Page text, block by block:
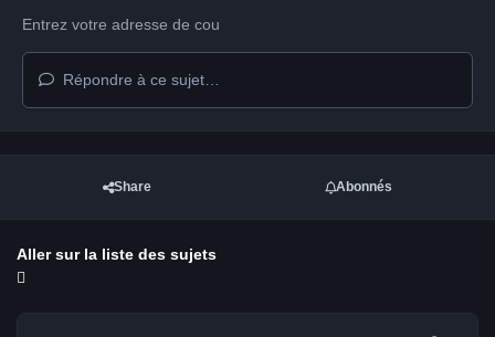
Répondre à ce sujet…
Share Abonnés
Aller sur la liste des sujets